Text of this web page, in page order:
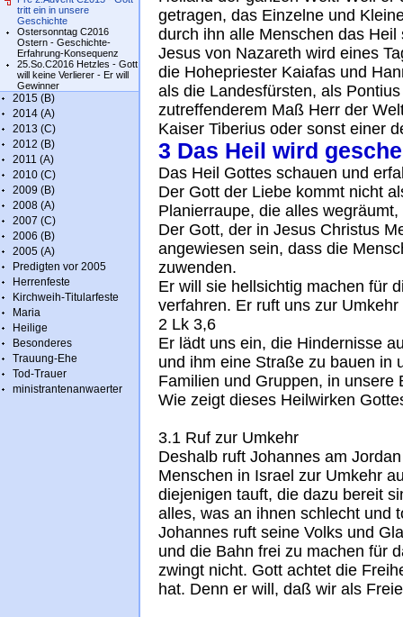
tritt ein in unsere
Geschichte
Ostersonntag C2016
Ostern - Geschichte-
Erfahrung-Konsequenz
25.So.C2016 Hetzles - Gott
will keine Verlierer - Er will
Gewinner
2015 (B)
2014 (A)
2013 (C)
2012 (B)
2011 (A)
2010 (C)
2009 (B)
2008 (A)
2007 (C)
2006 (B)
2005 (A)
Predigten vor 2005
Herrenfeste
Kirchweih-Titularfeste
Maria
Heilige
Besonderes
Trauung-Ehe
Tod-Trauer
ministrantenanwaerter
getragen, das Einzelne und
durch ihn alle Menschen das
Jesus von Nazareth wird eines
die Hohepriester Kaiafas und
als die Landesfürsten, als
zutreffenderem Maß Herr der
Kaiser Tiberius oder sonst einer
3 Das Heil wird
Das Heil Gottes schauen und
Der Gott der Liebe kommt nicht
Planierraupe, die alles
Der Gott, der in Jesus Christus
angewiesen sein, dass die
zuwenden.
Er will sie hellsichtig machen für
verfahren. Er ruft uns zur
2 Lk 3,6
Er lädt uns ein, die Hindernisse
und ihm eine Straße zu bauen in
Familien und Gruppen, in unsere
Wie zeigt dieses Heilwirken
3.1 Ruf zur Umkehr
Deshalb ruft Johannes am
Menschen in Israel zur Umkehr
diejenigen tauft, die dazu bereit
alles, was an ihnen schlecht und
Johannes ruft seine Volks und
und die Bahn frei zu machen für
zwingt nicht. Gott achtet die
hat. Denn er will, daß wir als